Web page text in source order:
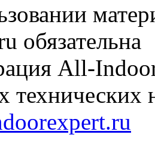
обязательна
All-
технических